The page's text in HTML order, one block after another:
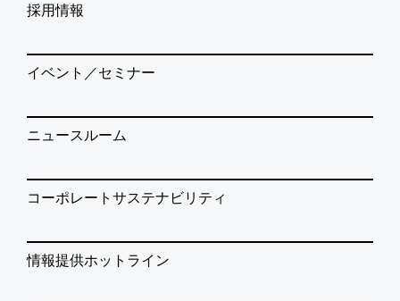
採用情報
イベント／セミナー
ニュースルーム
コーポレートサステナビリティ
情報提供ホットライン